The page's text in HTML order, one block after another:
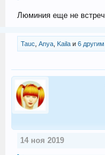
Люминия еще не
Tauc Anya, Kailaи 6 другим
14 ноя 2019